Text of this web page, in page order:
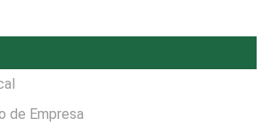
de Empresa